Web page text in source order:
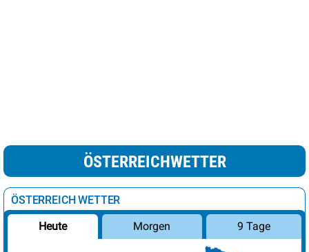
ÖSTERREICHWETTER
ÖSTERREICH WETTER
Heute Morgen 9 Tage